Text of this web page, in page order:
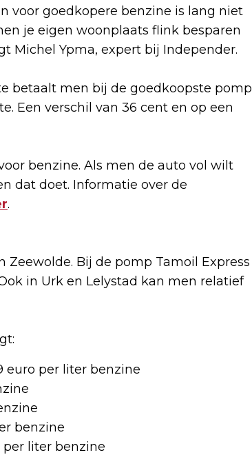
voor goedkopere benzine is lang niet
je eigen woonplaats flink besparen
Michel Ypma, expert bij Independer.
betaalt men bij de goedkoopste pomp
Een verschil van 36 cent en op een
benzine. Als men de auto vol wilt
dat doet. Informatie over de
.
Bij de pomp Tamoil Express
in Urk en Lelystad kan men relatief
euro per liter benzine
benzine
per liter benzine